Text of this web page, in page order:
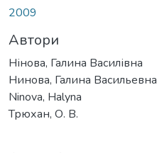
2009
Автори
Нінова, Галина Василівна
Нинова, Галина Васильевна
Ninova, Halyna
Трюхан, О. В.